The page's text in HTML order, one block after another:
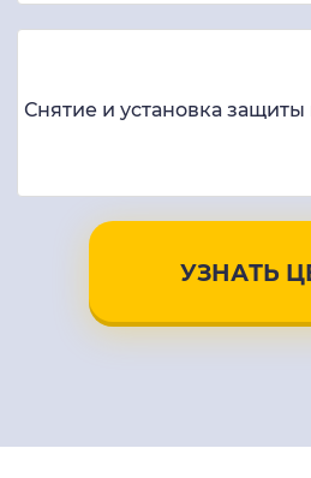
Снятие и установка защиты
УЗНАТЬ